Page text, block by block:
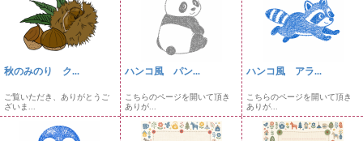
秋のみのり ク...
ご覧いただき、ありがとうご
ざいま...
ハンコ風 パン...
こちらのページを開いて頂き
ありが...
ハンコ風 アラ...
こちらのページを開いて頂き
ありが...